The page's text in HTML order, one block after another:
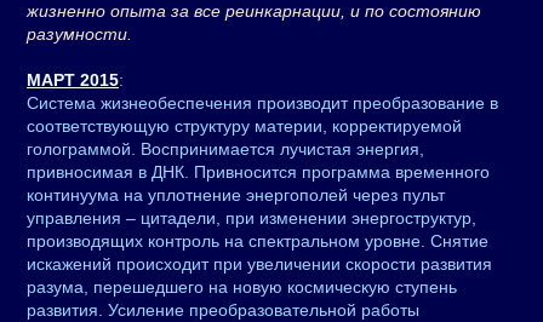
жизненно опыта за все реинкарнации, и по состоянию
разумности.
МАРТ 2015:
Система жизнеобеспечения производит преобразование в
соответствующую структуру материи, корректируемой
голограммой. Воспринимается лучистая энергия,
привносимая в ДНК. Привносится программа временного
континуума на уплотнение энергополей через пульт
управления – цитадели, при изменении энергоструктур,
производящих контроль на спектральном уровне. Снятие
искажений происходит при увеличении скорости развития
разума, перешедшего на новую космическую ступень
развития. Усиление преобразовательной работы